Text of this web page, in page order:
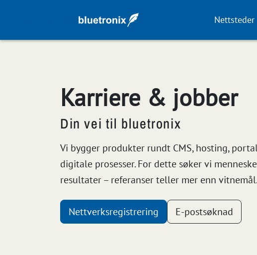
Nettsteder
Karriere & jobber
Din vei til bluetronix
Vi bygger produkter rundt CMS, hosting,
digitale prosesser. For dette søker vi
resultater – referanser teller mer enn
Nettverksregistrering E-postsøknad